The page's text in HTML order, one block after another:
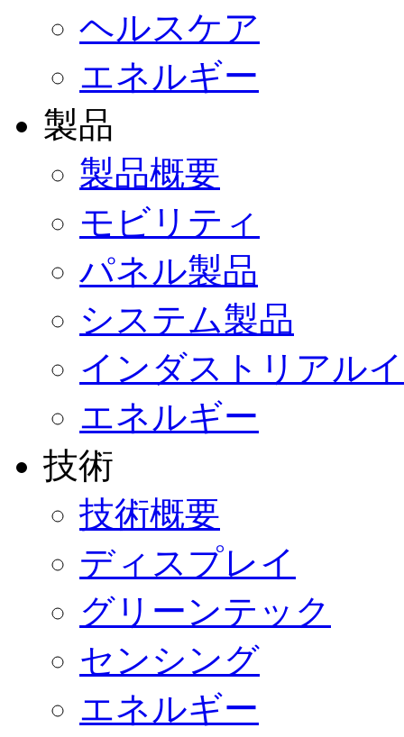
ヘルスケア
エネルギー
製品
製品概要
モビリティ
パネル製品
システム製品
インダストリアル
エネルギー
技術
技術概要
ディスプレイ
グリーンテック
センシング
エネルギー